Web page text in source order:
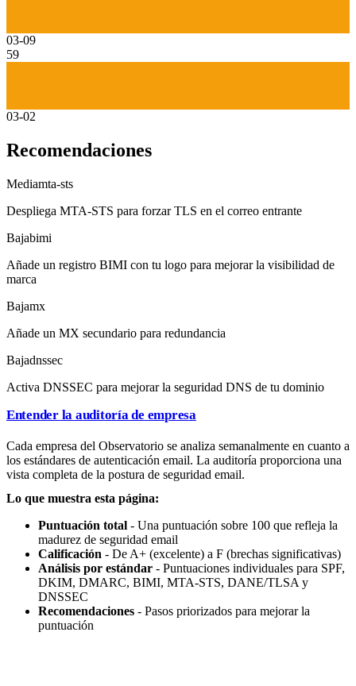
03-09
59
03-02
Recomendaciones
Mediamta-sts
Despliega MTA-STS para forzar TLS en el correo entrante
Bajabimi
Añade un registro BIMI con tu logo para mejorar la visibilidad de
marca
Bajamx
Añade un MX secundario para redundancia
Bajadnssec
Activa DNSSEC para mejorar la seguridad DNS de tu dominio
Entender la auditoría de empresa
Cada empresa del Observatorio se analiza semanalmente en cuanto a
los estándares de autenticación email. La auditoría proporciona una
vista completa de la postura de seguridad email.
Lo que muestra esta página:
Puntuación total - Una puntuación sobre 100 que refleja la
madurez de seguridad email
Calificación - De A+ (excelente) a F (brechas significativas)
Análisis por estándar - Puntuaciones individuales para SPF,
DKIM, DMARC, BIMI, MTA-STS, DANE/TLSA y
DNSSEC
Recomendaciones - Pasos priorizados para mejorar la
puntuación